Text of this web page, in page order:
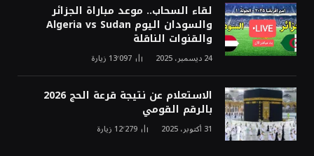
لقاء السحاب.. موعد مباراة الجزائر
والسودان اليوم Algeria vs Sudan
والقنوات الناقلة
24 ديسمبر، 2025 13٬097 زيارة
الاستعلام عن نتيجة قرعة الحج 2026
بالرقم القومي
31 أكتوبر، 2025 12٬279 زيارة